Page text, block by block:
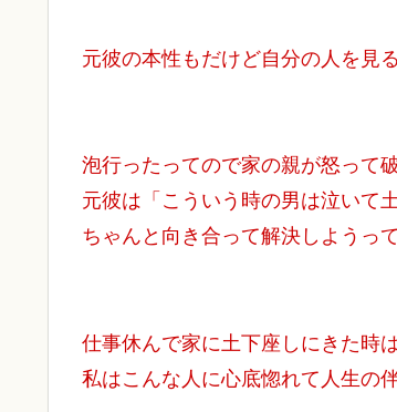
元彼の本性もだけど自分の人を見
泡行ったってので家の親が怒って
元彼は「こういう時の男は泣いて
ちゃんと向き合って解決しようっ
仕事休んで家に土下座しにきた時
私はこんな人に心底惚れて人生の